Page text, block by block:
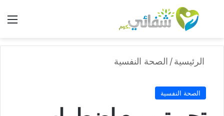
بحث عن
الرئيسية/ الصحة النفسية
الصحة النفسية